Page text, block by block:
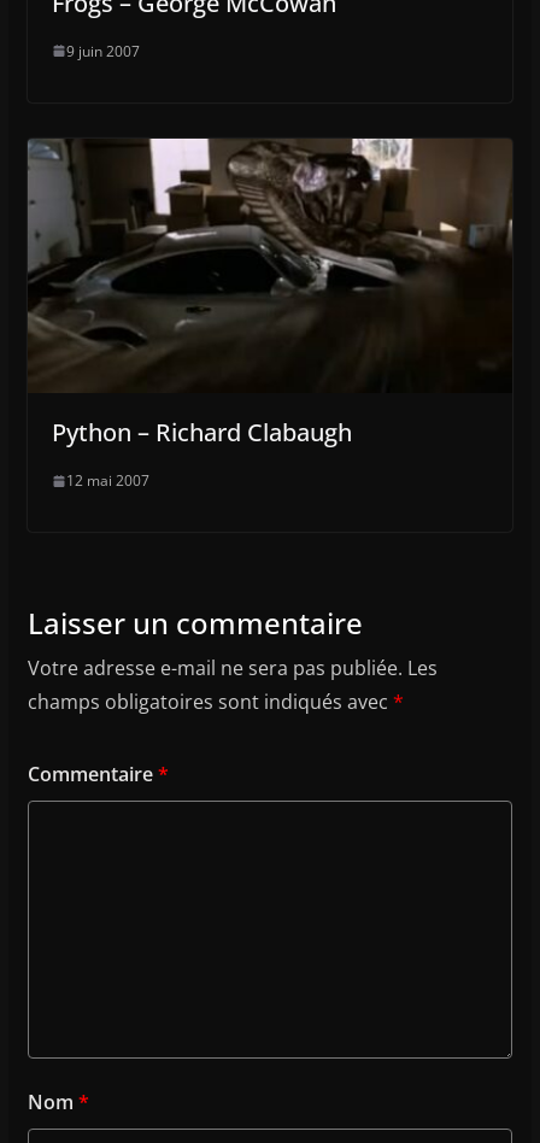
9 juin 2007
Python – Richard Clabaugh
12 mai 2007
Laisser un commentaire
Votre adresse e-mail ne sera pas publiée. Les
champs obligatoires sont indiqués avec *
Commentaire*
Nom *